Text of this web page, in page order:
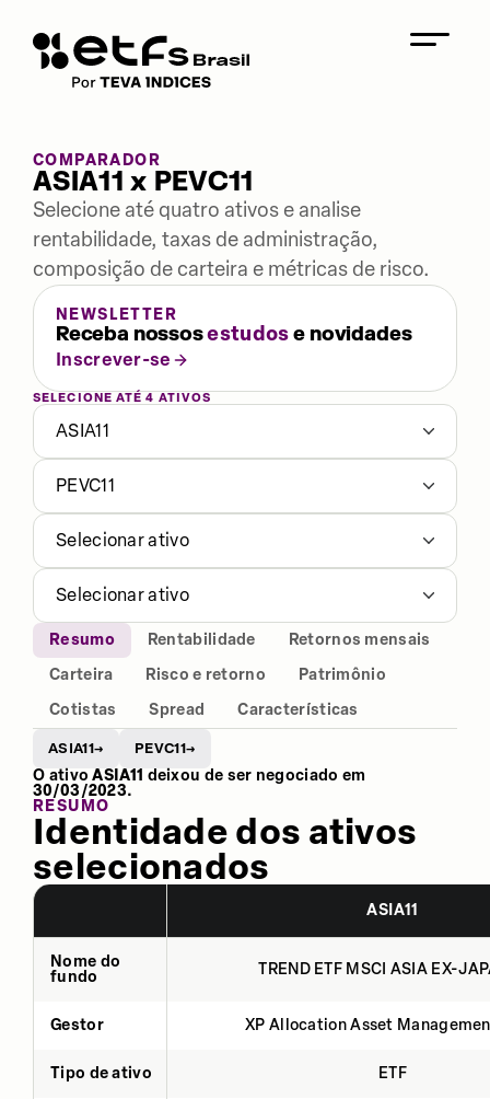
COMPARADOR
ASIA11 x PEVC11
Selecione até quatro ativos e analise
rentabilidade, taxas de administração,
composição de carteira e métricas de risco.
NEWSLETTER
Receba nossosestudose novidades
Inscrever-se
SELECIONE ATÉ 4 ATIVOS
ASIA11
PEVC11
Selecionar ativo
Selecionar ativo
Resumo Rentabilidade
Retornos mensais
Carteira
Risco e retorno
Patrimônio
Cotistas
Spread Características
ASIA11→ PEVC11→
O ativoASIA11 deixou de ser negociado em
30/03/2023.
RESUMO
Identidade dos ativos
selecionados
ASIA11
Nome do
fundo
TREND ETF MSCI ASIA EX-
Gestor XP Allocation Asset
Tipo de ativo ETF